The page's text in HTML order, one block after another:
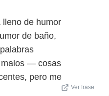
lleno de humor
de baño,
malos — cosas
pero me
Ver frase